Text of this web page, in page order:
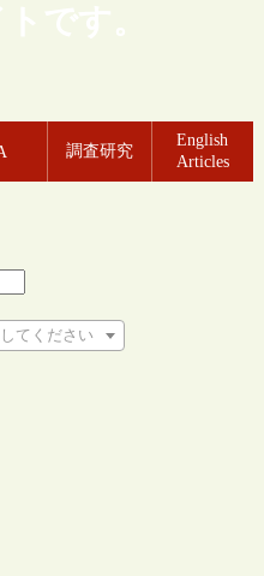
です。
調査研究
English
Articles
てください
い